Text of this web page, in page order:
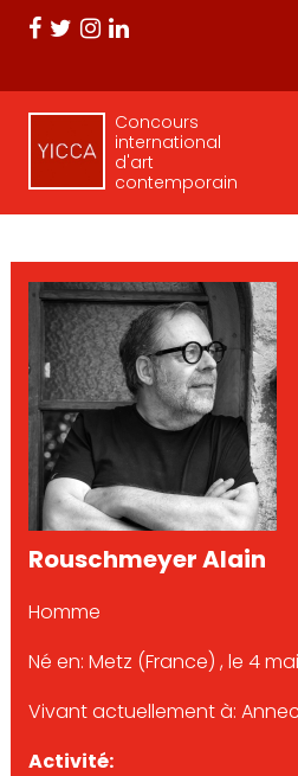
Concours
international
d'art
contemporain
Rouschmeyer Alain
Homme
Né en: Metz (France) , le 4
Vivant actuellement à:
Activité: